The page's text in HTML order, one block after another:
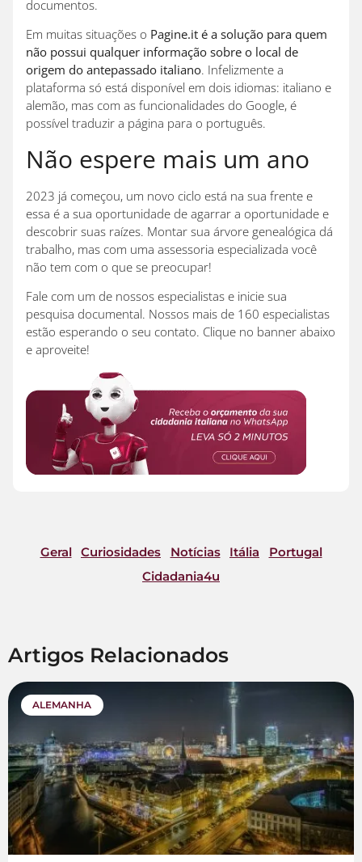
documentos.
Em muitas situações o Pagine.it é a solução para quem
não possui qualquer informação sobre o local de
origem do antepassado italiano. Infelizmente a
plataforma só está disponível em dois idiomas: italiano e
alemão, mas com as funcionalidades do Google, é
possível traduzir a página para o português.
Não espere mais um ano
2023 já começou, um novo ciclo está na sua frente e
essa é a sua oportunidade de agarrar a oportunidade e
descobrir suas raízes. Montar sua árvore genealógica dá
trabalho, mas com uma assessoria especializada você
não tem com o que se preocupar!
Fale com um de nossos especialistas e inicie sua
pesquisa documental. Nossos mais de 160 especialistas
estão esperando o seu contato. Clique no banner abaixo
e aproveite!
Geral Curiosidades Notícias Itália
Portugal
Cidadania4u
Artigos Relacionados
ALEMANHA